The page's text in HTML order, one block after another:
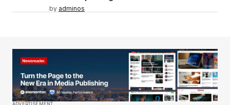
by adminos